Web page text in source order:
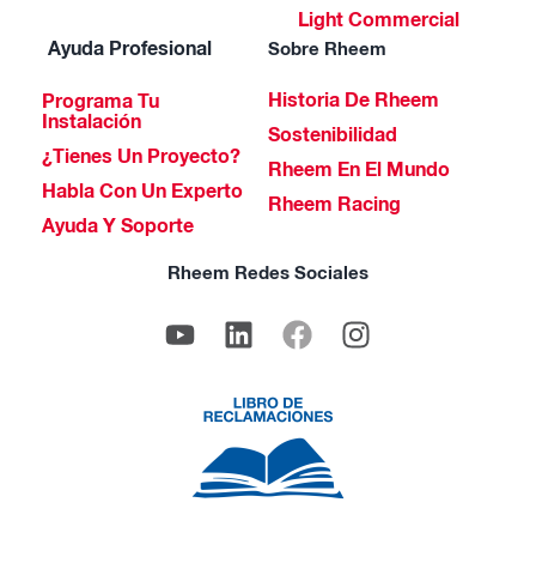
Light Commercial
Ayuda Profesional
Programa Tu
Instalación
¿Tienes Un Proyecto?
Habla Con Un Experto
Ayuda Y Soporte
Sobre Rheem
Historia De Rheem
Sostenibilidad
Rheem En El Mundo
Rheem Racing
Rheem Redes Sociales